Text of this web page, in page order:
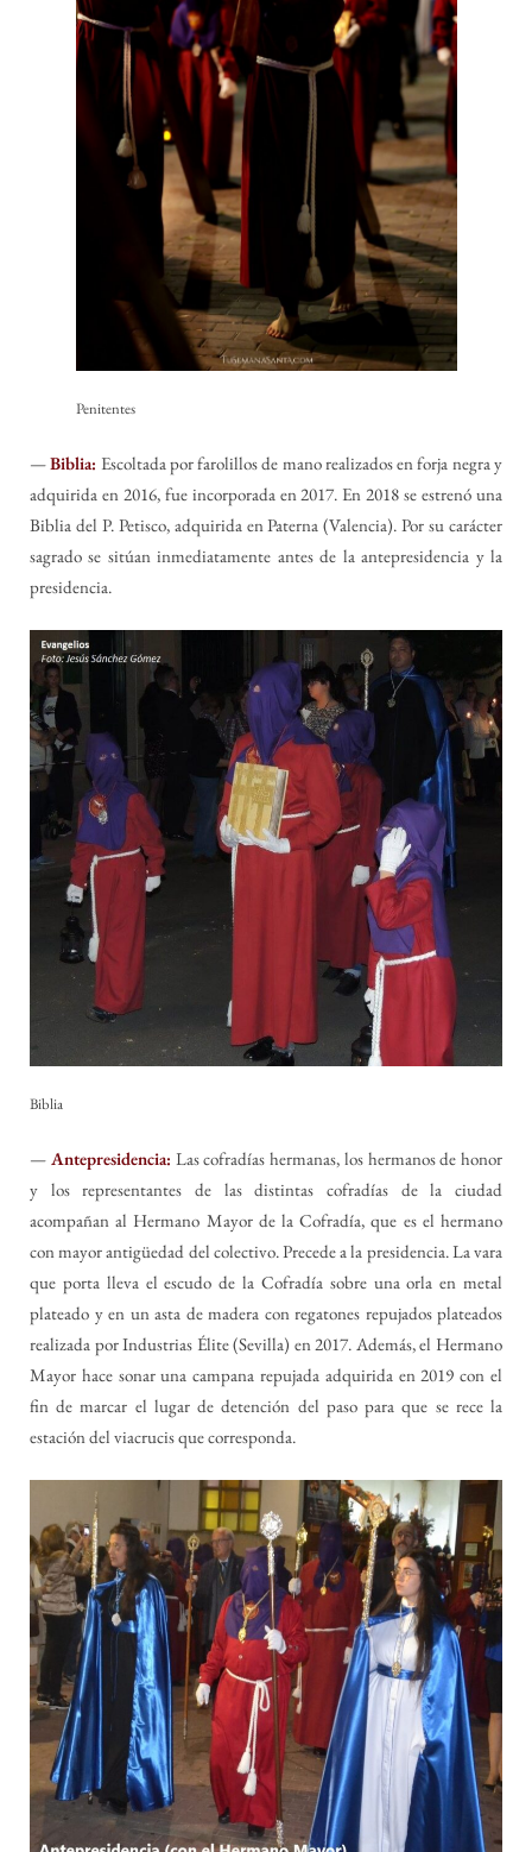
Penitentes
—Biblia: Escoltada por farolillos de mano realizados en forja negra y
adquirida en 2016, fue incorporada en 2017. En 2018 se estrenó una
Biblia del P. Petisco, adquirida en Paterna (Valencia). Por su carácter
sagrado se sitúan inmediatamente antes de la antepresidencia y la
presidencia.
Biblia
— Antepresidencia: Las cofradías hermanas, los hermanos de honor
y los representantes de las distintas cofradías de la ciudad
acompañan al Hermano Mayor de la Cofradía, que es el hermano
con mayor antigüedad del colectivo. Precede a la presidencia. La vara
que porta lleva el escudo de la Cofradía sobre una orla en metal
plateado y en un asta de madera con regatones repujados plateados
realizada por Industrias Élite (Sevilla) en 2017. Además, el Hermano
Mayor hace sonar una campana repujada adquirida en 2019 con el
fin de marcar el lugar de detención del paso para que se rece la
estación del viacrucis que corresponda.